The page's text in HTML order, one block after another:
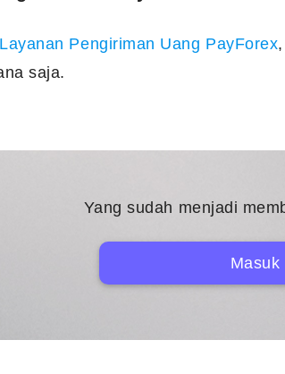
Layanan Pengiriman Uang PayForex
saja.
Yang sudah menjadi
Masuk